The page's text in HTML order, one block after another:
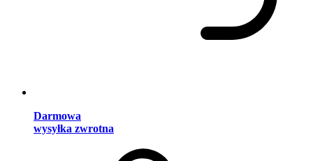
Darmowa
wysyłka zwrotna